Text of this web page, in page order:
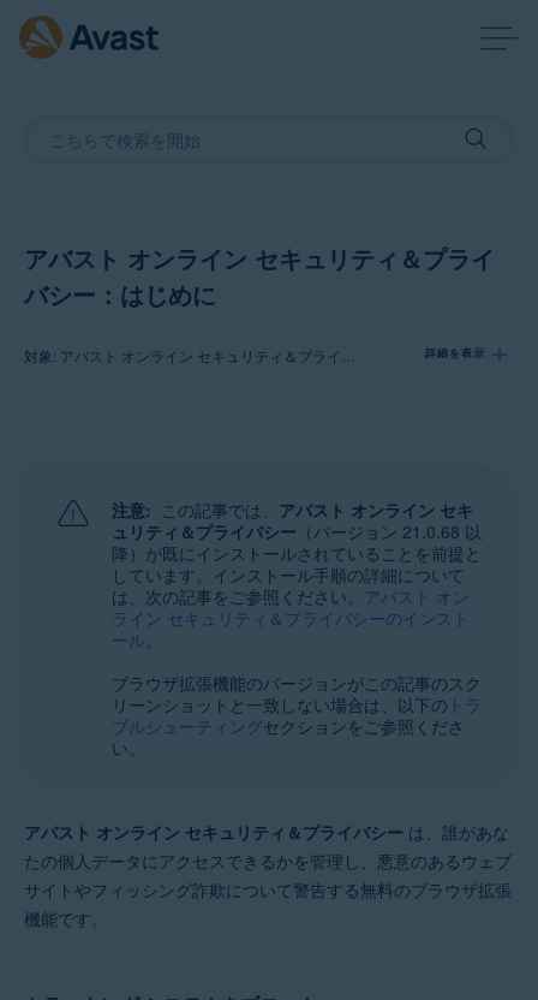
アバスト オンライン セキュリティ＆プライ
バシー：はじめに
詳細を表示
Mac版
オペレーティング システム:
Microsoft Windows 11 Home / Pro / Enterprise / Education
Microsoft Windows 10 Home / Pro / Enterprise / Education - 32 / 64 ビッ
Microsoft Windows 8.1 / Pro / Enterprise - 32 / 64 ビット
Microsoft Windows 7 Home Basic / Home Premium / Professional /
Enterprise / Ultimate - Service Pack 1、32 / 64 ビット
Apple macOS 14.x (Sonoma)
Apple macOS 11.x（Big Sur）
Apple macOS 10.15.x（Catalina）
Apple macOS 10.14.x（Mojave）
Apple macOS 10.13.x（High Sierra）
注意: この記事では、 アバスト オンライン セキ
ュリティ＆プライバシー （バージョン 21.0.68 以
降）が既にインストールされていることを前提と
しています。インストール手順の詳細について
は、次の記事をご参照ください。 アバスト オン
ライン セキュリティ＆プライバシーのインスト
ール。
ブラウザ拡張機能のバージョンがこの記事のスク
リーンショットと一致しない場合は、以下の トラ
ブルシューティングセクションをご参照くださ
い。
アバスト オンライン セキュリティ＆プライバシー は、誰があな
たの個人データにアクセスできるかを管理し、悪意のあるウェブ
サイトやフィッシング詐欺について警告する無料のブラウザ拡張
機能です。